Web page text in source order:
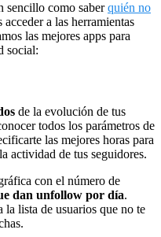
sencillo como saberquién no
acceder a las herramientas
las mejores apps para
social:
de la evolución de tus
todos los parámetros de
las mejores horas para
actividad de tus seguidores.
con el número de
dan unfollow por día.
la lista de usuarios que no te